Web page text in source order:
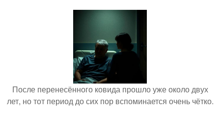
После перенесённого ковида прошло уже около двух
лет, но тот период до сих пор вспоминается очень чётко.